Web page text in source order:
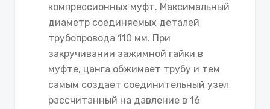
компрессионных муфт. Максимальный
диаметр соединяемых деталей
трубопровода 110 мм. При
закручивании зажимной гайки в
муфте, цанга обжимает трубу и тем
самым создает соединительный узел
рассчитанный на давление в 16